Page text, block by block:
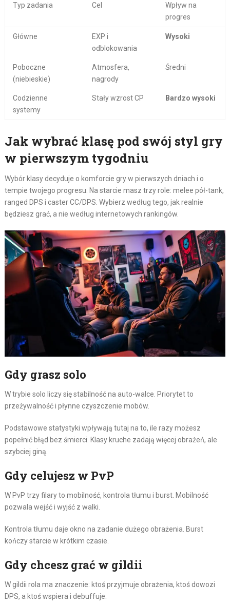
Typ zadania Cel
Wpływ na
progres
Główne
EXP i
odblokowania
Wysoki
Poboczne
(niebieskie)
Atmosfera,
nagrody
Średni
Codzienne
systemy
Stały wzrost CP Bardzo wysoki
Jak wybrać klasę pod swój styl gry
w pierwszym tygodniu
Wybór klasy decyduje o komforcie gry w pierwszych dniach i o
tempie twojego progresu. Na starcie masz trzy role: melee pół-tank,
ranged DPS i caster CC/DPS. Wybierz według tego, jak realnie
będziesz grać, a nie według internetowych rankingów.
Gdy grasz solo
W trybie solo liczy się stabilność na auto-walce. Priorytet to
przeżywalność i płynne czyszczenie mobów.
Podstawowe statystyki wpływają tutaj na to, ile razy możesz
popełnić błąd bez śmierci. Klasy kruche zadają więcej obrażeń, ale
szybciej giną.
Gdy celujesz w PvP
W PvP trzy filary to mobilność, kontrola tłumu i burst. Mobilność
pozwala wejść i wyjść z walki.
Kontrola tłumu daje okno na zadanie dużego obrażenia. Burst
kończy starcie w krótkim czasie.
Gdy chcesz grać w gildii
W gildii rola ma znaczenie: ktoś przyjmuje obrażenia, ktoś dowozi
DPS, a ktoś wspiera i debuffuje.